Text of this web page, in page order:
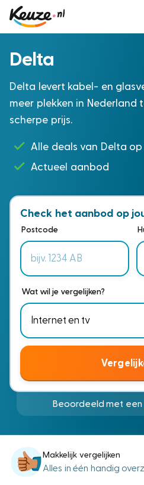
Delta
Delta levert kabel- en
meer plekken in Nederland
scherpe prijs.
Alle deals van Delta op
Actueel aanbod
Check het aanbod op
Postcode
Wat wil je vergelijken?
Beoordeeld met een
Makkelijk vergelijken
Alles in één handig